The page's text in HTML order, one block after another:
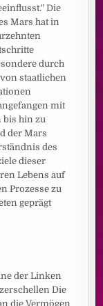
Die
Mars hat in
durch
staatlichen
mit
bis hin zu
der Mars
des
dieser
Lebens auf
Prozesse zu
geprägt
der Linken
Die
die Vermögen